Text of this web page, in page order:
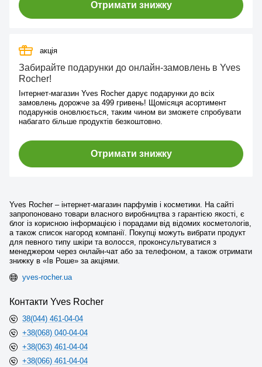
Отримати знижку
акція
Забирайте подарунки до онлайн-замовлень в Yves
Rocher!
Інтернет-магазин Yves Rocher дарує подарунки до всіх
замовлень дорожче за 499 гривень! Щомісяця асортимент
подарунків оновлюється, таким чином ви зможете спробувати
набагато більше продуктів безкоштовно.
Отримати знижку
Yves Rocher – інтернет-магазин парфумів і косметики. На сайті
запропоновано товари власного виробництва з гарантією якості, є
блог із корисною інформацією і порадами від відомих косметологів,
а також список нагород компанії. Покупці можуть вибрати продукт
для певного типу шкіри та волосся, проконсультуватися з
менеджером через онлайн-чат або за телефоном, а також отримати
знижку в «Ів Роше» за акціями.
yves-rocher.ua
Контакти Yves Rocher
38(044) 461-04-04
+38(068) 040-04-04
+38(063) 461-04-04
+38(066) 461-04-04